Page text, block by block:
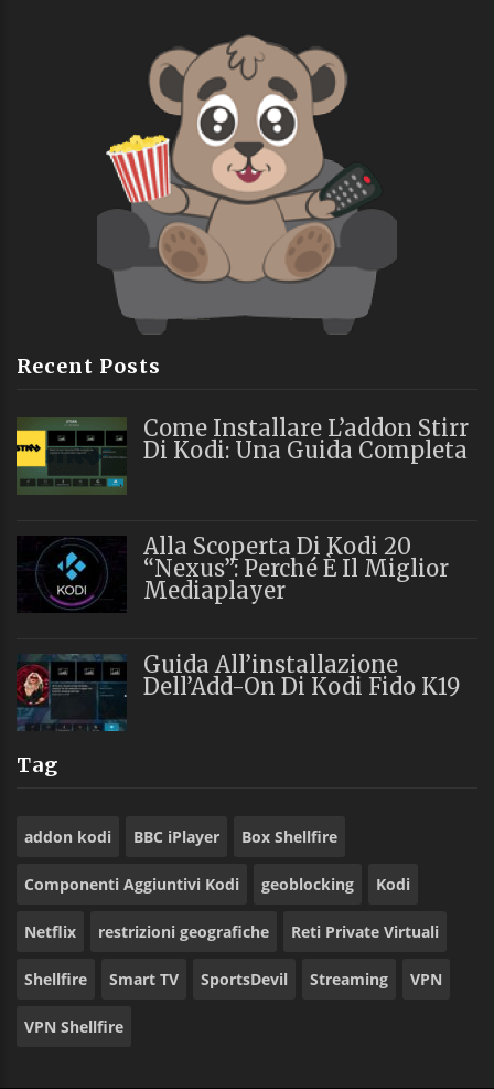
Recent Posts
Come Installare L’addon Stirr
Di Kodi: Una Guida Completa
Alla Scoperta Di Kodi 20
“Nexus”: Perché È Il Miglior
Mediaplayer
Guida All’installazione
Dell’Add-On Di Kodi Fido K19
Tag
addon kodi BBC iPlayer Box Shellfire
Componenti Aggiuntivi Kodi geoblocking Kodi
Netflix restrizioni geografiche Reti Private Virtuali
Shellfire Smart TV SportsDevil Streaming VPN
VPN Shellfire